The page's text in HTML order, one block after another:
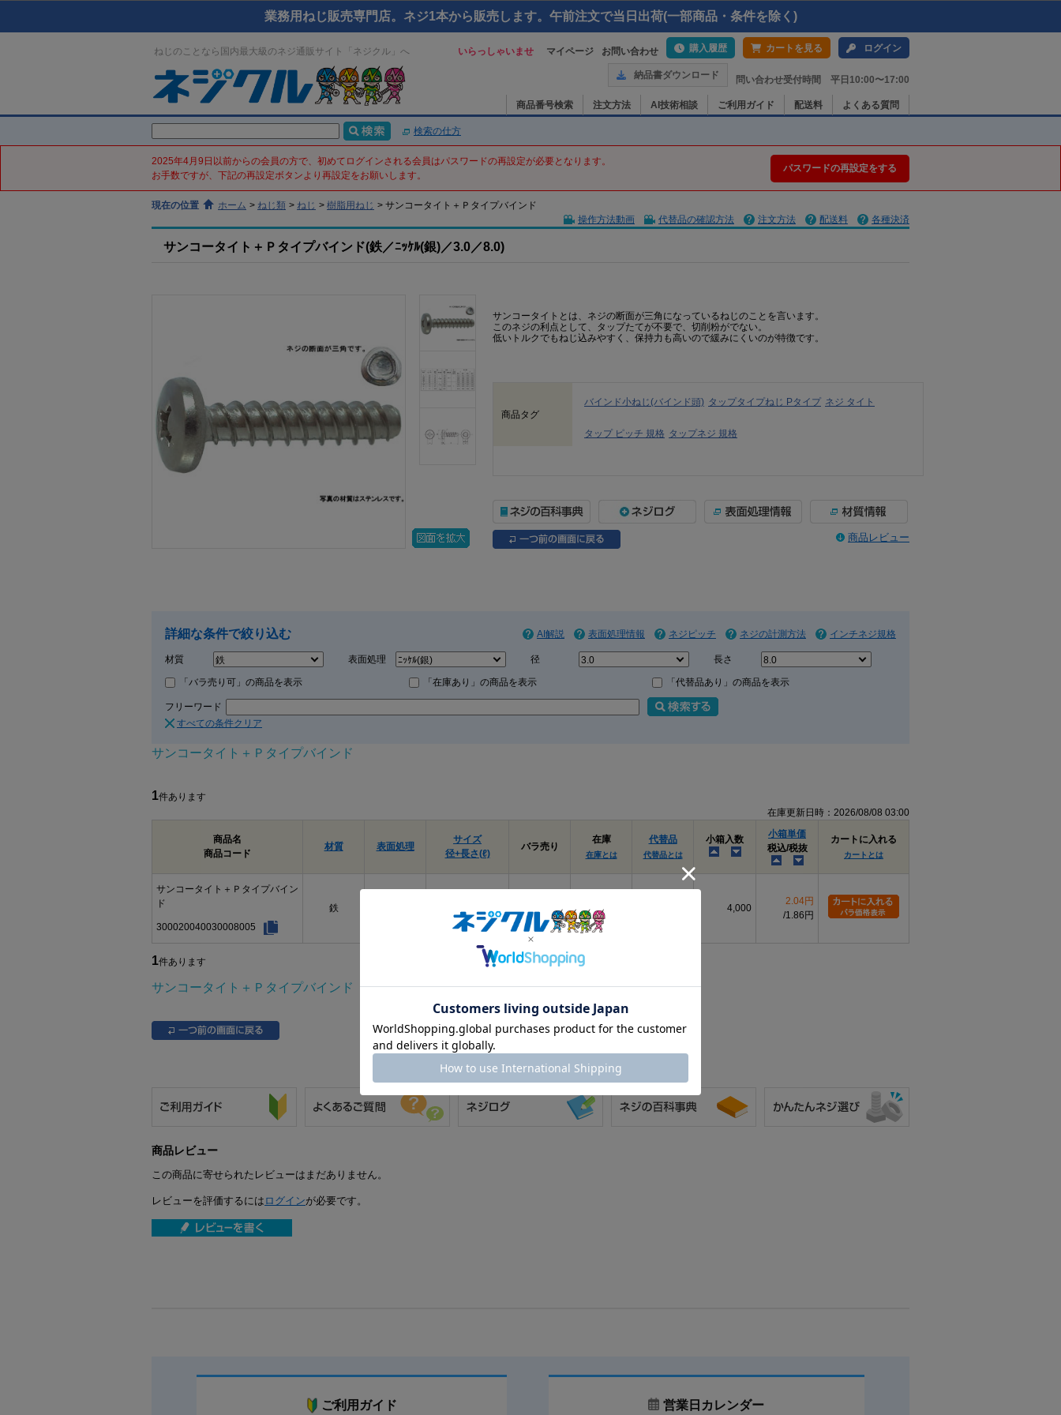
業務用ねじ販売専門店。ネジ1本から販売します。午前注文で当日出荷(一部商品・条件を除く)
ねじのことなら国内最大級のネジ通販サイト「ネジクル」へ いらっしゃいませ マイページ お問い合わせ 購入履歴 カートを見る ログイン
納品書ダウンロード 問い合わせ受付時間 平日10:00〜17:00
商品番号検索 注文方法 AI技術相談 ご利用ガイド 配送料 よくある質問
検索の仕方
2025年4月9日以前からの会員の方で、初めてログインされる会員はパスワードの再設定が必要となります。
お手数ですが、下記の再設定ボタンより再設定をお願いします。
パスワードの再設定をする
現在の位置 ホーム > ねじ類 > ねじ > 樹脂用ねじ > サンコータイト＋Ｐタイプバインド
操作方法動画
代替品の確認方法 注文方法 配送料 各種決済
サンコータイト＋Ｐタイプバインド(鉄／ﾆｯｹﾙ(銀)／3.0／8.0)
サンコータイトとは、ネジの断面が三角になっているねじのことを言います。
このネジの利点として、タップたてが不要で、切削粉がでない。
低いトルクでもねじ込みやすく、保持力も高いので緩みにくいのが特徴です。
商品タグ
バインド小ねじ(バインド頭) タップタイプねじ Pタイプ ネジ タイト
タップ ピッチ 規格 タップネジ 規格
商品レビュー
詳細な条件で絞り込む AI解説 表面処理情報 ネジピッチ ネジの計測方法 インチネジ規格
材質 表面処理 径 長さ
「バラ売り可」の商品を表示 「在庫あり」の商品を表示 「代替品あり」の商品を表示
フリーワード
すべての条件クリア
サンコータイト＋Ｐタイプバインド
1件あります
在庫更新日時：2026/08/08 03:00
商品名
商品コード
材質 表面処理
サイズ
径+長さ(ℓ)
バラ売り
在庫
在庫とは
代替品
代替品とは
小箱入数
小箱単価
税込/税抜
カートに入れる
カートとは
サンコータイト＋Ｐタイプバイン
ド
300020040030008005
鉄 あり 4,000
2.04円
1.86円
1件あります
サンコータイト＋Ｐタイプバインド
商品レビュー
この商品に寄せられたレビューはまだありません。
レビューを評価するには ログインが必要です。
ご利用ガイド 営業日カレンダー